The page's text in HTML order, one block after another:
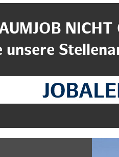
NICHT
unsere